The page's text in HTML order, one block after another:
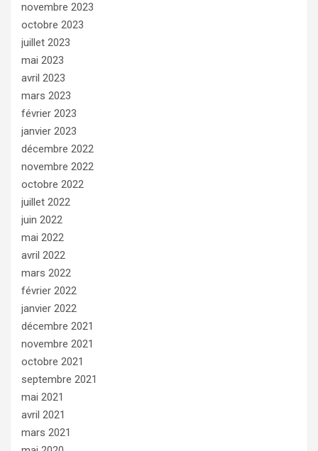
novembre 2023
octobre 2023
juillet 2023
mai 2023
avril 2023
mars 2023
février 2023
janvier 2023
décembre 2022
novembre 2022
octobre 2022
juillet 2022
juin 2022
mai 2022
avril 2022
mars 2022
février 2022
janvier 2022
décembre 2021
novembre 2021
octobre 2021
septembre 2021
mai 2021
avril 2021
mars 2021